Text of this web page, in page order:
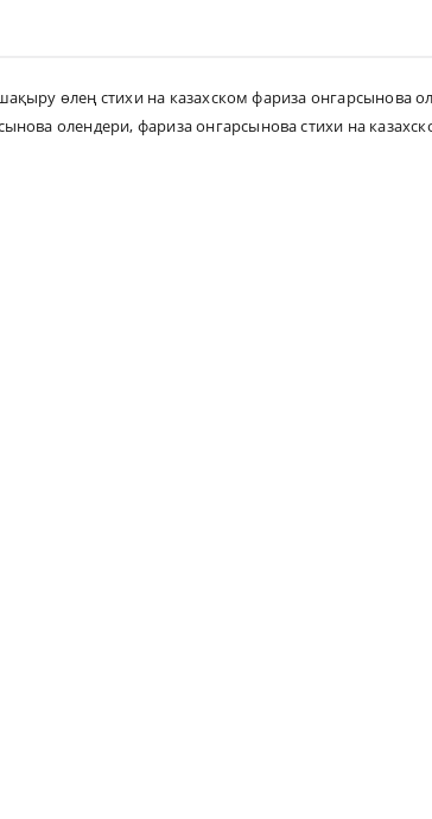
өлең стихи на казахском фариза онгарсынова
олендери, фариза онгарсынова стихи на